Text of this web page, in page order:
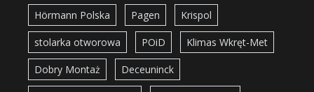
Hörmann Polska Pagen Krispol
stolarka otworowa POiD Klimas Wkręt-Met
Dobry Montaż Deceuninck